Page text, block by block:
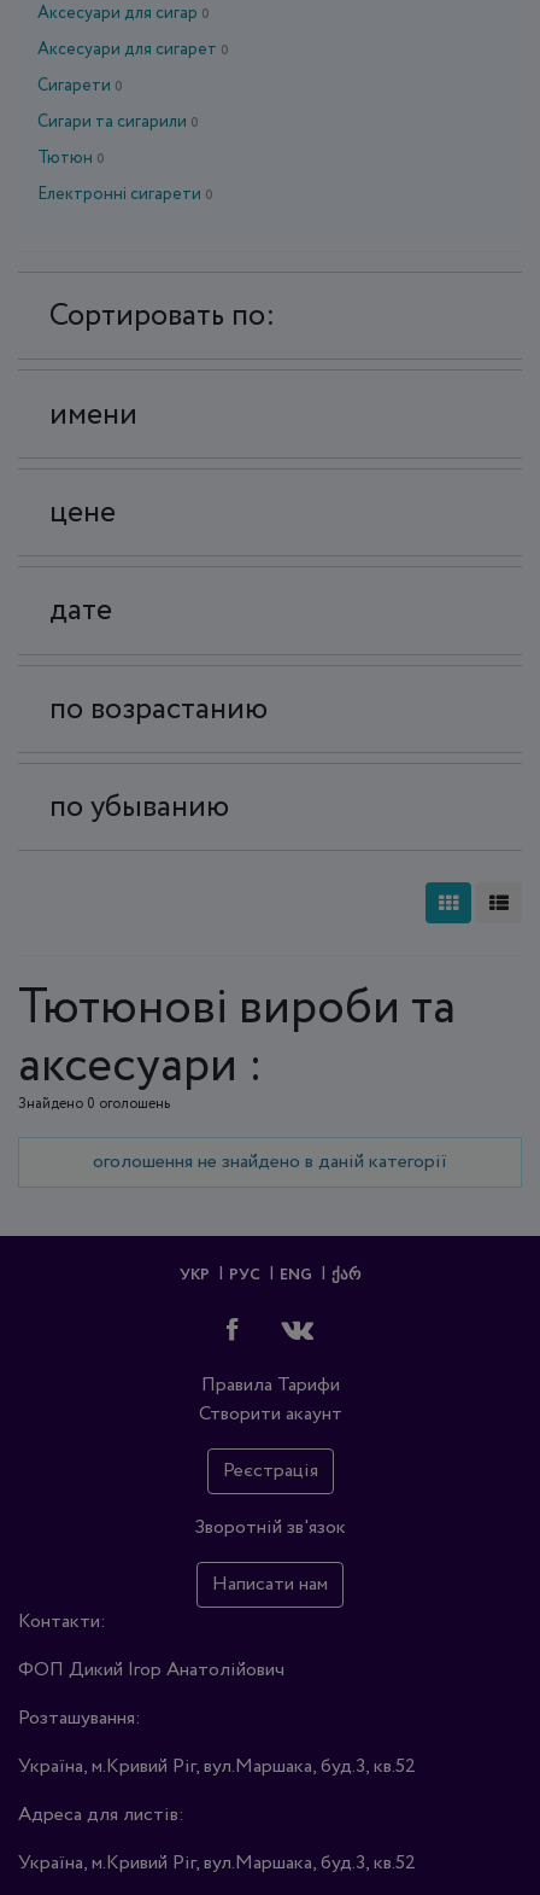
Аксесуари для сигар 0
Аксесуари для сигарет 0
Сигарети 0
Сигари та сигарили 0
Тютюн 0
Електронні сигарети 0
Сортировать по:
имени
цене
дате
по возрастанию
по убыванию
Тютюнові вироби та
аксесуари :
Знайдено 0 оголошень
оголошення не знайдено в даній категорії
УКР РУС ENG ᲥᲐᲠ
Правила Тарифи
Створити акаунт
Реєстрація
Зворотній зв'язок
Написати нам
Контакти:
ФОП Дикий Ігор Анатолійович
Розташування:
Україна, м.Кривий Ріг, вул.Маршака, буд.3, кв.52
Адреса для листів:
Україна, м.Кривий Ріг, вул.Маршака, буд.3, кв.52